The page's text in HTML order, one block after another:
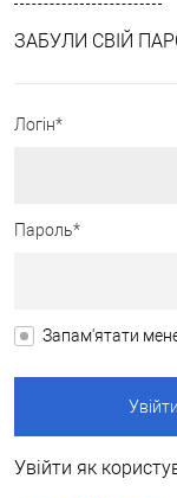
ЗАБУЛИ СВІЙ
Логін*
Пароль*
Запам'ятати
Увійти як